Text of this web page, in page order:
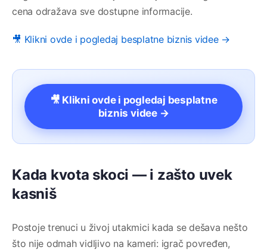
cena odražava sve dostupne informacije.
🎥 Klikni ovde i pogledaj besplatne biznis videe →
🎥 Klikni ovde i pogledaj besplatne
biznis videe →
Kada kvota skoci — i zašto uvek
kasniš
Postoje trenuci u živoj utakmici kada se dešava nešto
što nije odmah vidljivo na kameri: igrač povređen,